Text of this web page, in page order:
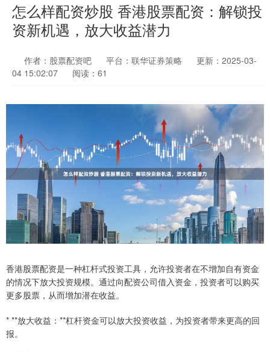
怎么样配资炒股 香港股票配资：解锁投
资新机遇，放大收益潜力
作者：股票配资吧 平台：联华证券策略
更新：2025-03-
04 15:02:07
阅读：61
香港股票配资是一种杠杆式投资工具，允许投资者在不增加自有资金
的情况下放大投资规模。通过向配资公司借入资金，投资者可以购买
更多股票，从而增加潜在收益。
* **放大收益：**杠杆资金可以放大投资收益，为投资者带来更高的回
报。